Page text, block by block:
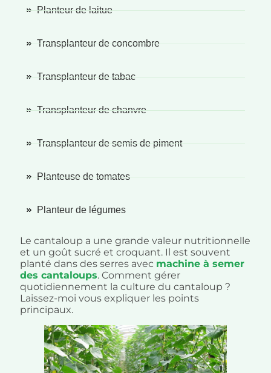
Planteur de laitue
Transplanteur de concombre
Transplanteur de tabac
Transplanteur de chanvre
Transplanteur de semis de piment
Planteuse de tomates
Planteur de légumes
Le cantaloup a une grande valeur nutritionnelle
et un goût sucré et croquant. Il est souvent
planté dans des serres avec machine à semer
des cantaloups. Comment gérer
quotidiennement la culture du cantaloup ?
Laissez-moi vous expliquer les points
principaux.